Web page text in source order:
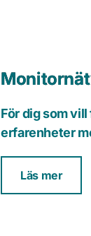
För dig som
erfarenheter
Läs mer